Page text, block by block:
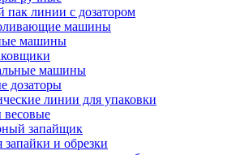
линии с дозатором
машины
машины
машины
дозаторы
линии для упаковки
весовые
запайщик
и обрезки